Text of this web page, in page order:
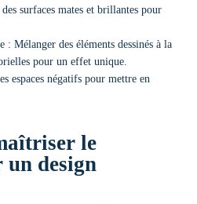
surfaces mates et brillantes pour
: Mélanger des éléments dessinés à la
pour un effet unique.
espaces négatifs pour mettre en
le
un design